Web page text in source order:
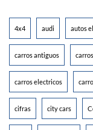
4x4 audi autos
carros antiguos
carros electricos
cifras city cars